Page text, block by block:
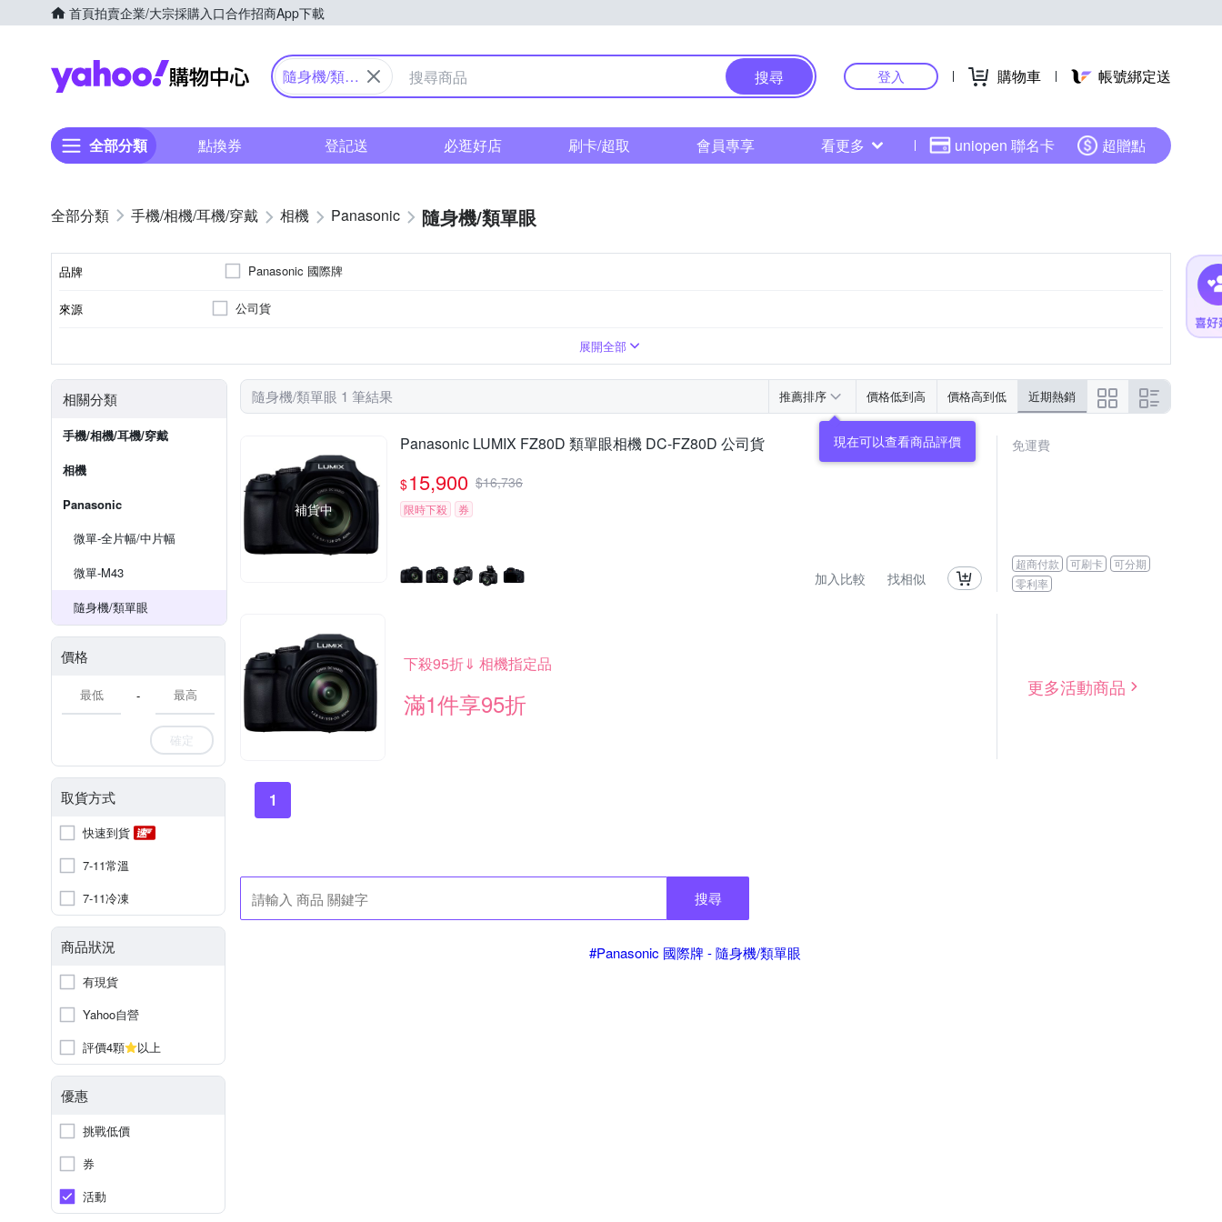
首頁拍賣企業/大宗採購入口合作招商App下載
Yahoo購物中心
隨身機/類單
搜尋 登入 購物車 帳號綁定送
全部分類 點換券 登記送 必逛好店 刷卡/超取 會員專享 看更多 uniopen 聯名卡 超贈點
手機/相機/耳機/穿戴 相機 Panasonic 隨身機/類單眼
品牌 Panasonic 國際牌
來源 公司貨
展開全部
相關分類
手機/相機/耳機/穿戴
相機
Panasonic
微單-全片幅/中片幅
微單-M43
隨身機/類單眼
價格
-
確定
取貨方式
快速到貨
7-11常溫
7-11冷凍
商品狀況
有現貨
Yahoo自營
評價4顆
以上
優惠
挑戰低價
券
活動
隨身機/類單眼 1 筆結果 推薦排序 價格低到高 價格高到低 近期熱銷
現在可以查看商品評價
補貨中
Panasonic LUMIX FZ80D 類單眼相機 DC-FZ80D 公司貨
$15,900 $16,736
限時下殺 券
加入比較 找相似
免運費
超商付款 可刷卡
可分期
零利率
下殺95折⇓ 相機指定品
滿1件享95折
更多活動商品
1
搜尋
#Panasonic 國際牌 - 隨身機/類單眼